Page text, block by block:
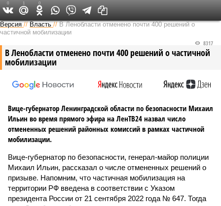
Версия на Неве
Версия //Власть //В Ленобласти отменено почти 400 решений о
частичной мобилизации
В Ленобласти отменено почти 400 решений о частичной
мобилизации
8317
Вице-губернатор Ленинградской области по безопасности Михаил
Ильин во время прямого эфира на ЛенТВ24 назвал число
отмененных решений районных комиссий в рамках частичной
мобилизации.
Вице-губернатор по безопасности, генерал-майор полиции
Михаил Ильин, рассказал о числе отмененных решений о
призыве. Напомним, что частичная мобилизация на
территории РФ введена в соответствии с Указом
президента России от 21 сентября 2022 года № 647. Тогда
0 1 0